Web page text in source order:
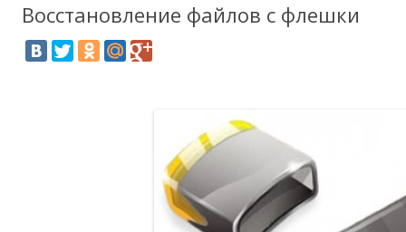
Восстановление файлов с флешки